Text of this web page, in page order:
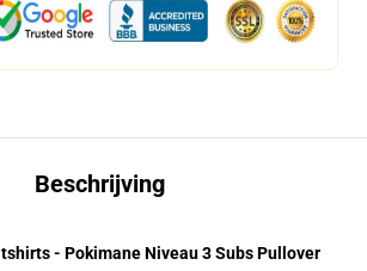
Beschrijving
- Pokimane Niveau 3 Subs Pullover